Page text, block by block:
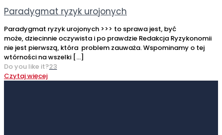
Paradygmat ryzyk urojonych
Paradygmat ryzyk urojonych >>> to sprawa jest, być
może, dziecinnie oczywista i po prawdzie Redakcja Ryzykonomii
nie jest pierwszą, która problem zauważa. Wspominamy o tej
wtórności na wszelki […]
Do you like it?23
Czytaj więcej